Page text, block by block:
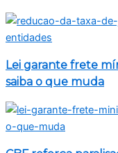
Lei garante frete
saiba o que muda